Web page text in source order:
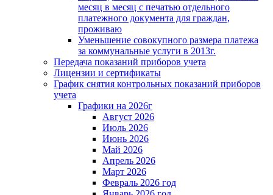
месяц в месяц с печатью отдельного
платежного документа для граждан,
проживаю
Уменьшение совокупного размера платежа
за коммунальные услуги в 2013г.
Передача показаний приборов учета
Лицензии и сертификаты
График снятия контрольных показаний приборов
учета
Графики на 2026г
Август 2026
Июль 2026
Июнь 2026
Май 2026
Апрель 2026
Март 2026
Февраль 2026 год